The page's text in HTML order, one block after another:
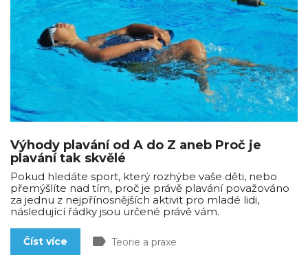
Výhody plavání od A do Z aneb Proč je
plavání tak skvělé
Pokud hledáte sport, který rozhýbe vaše děti, nebo
přemýšlíte nad tím, proč je právě plavání považováno
za jednu z nejpřínosnějších aktivit pro mladé lidi,
následující řádky jsou určené právě vám.
Číst více label Teorie a praxe